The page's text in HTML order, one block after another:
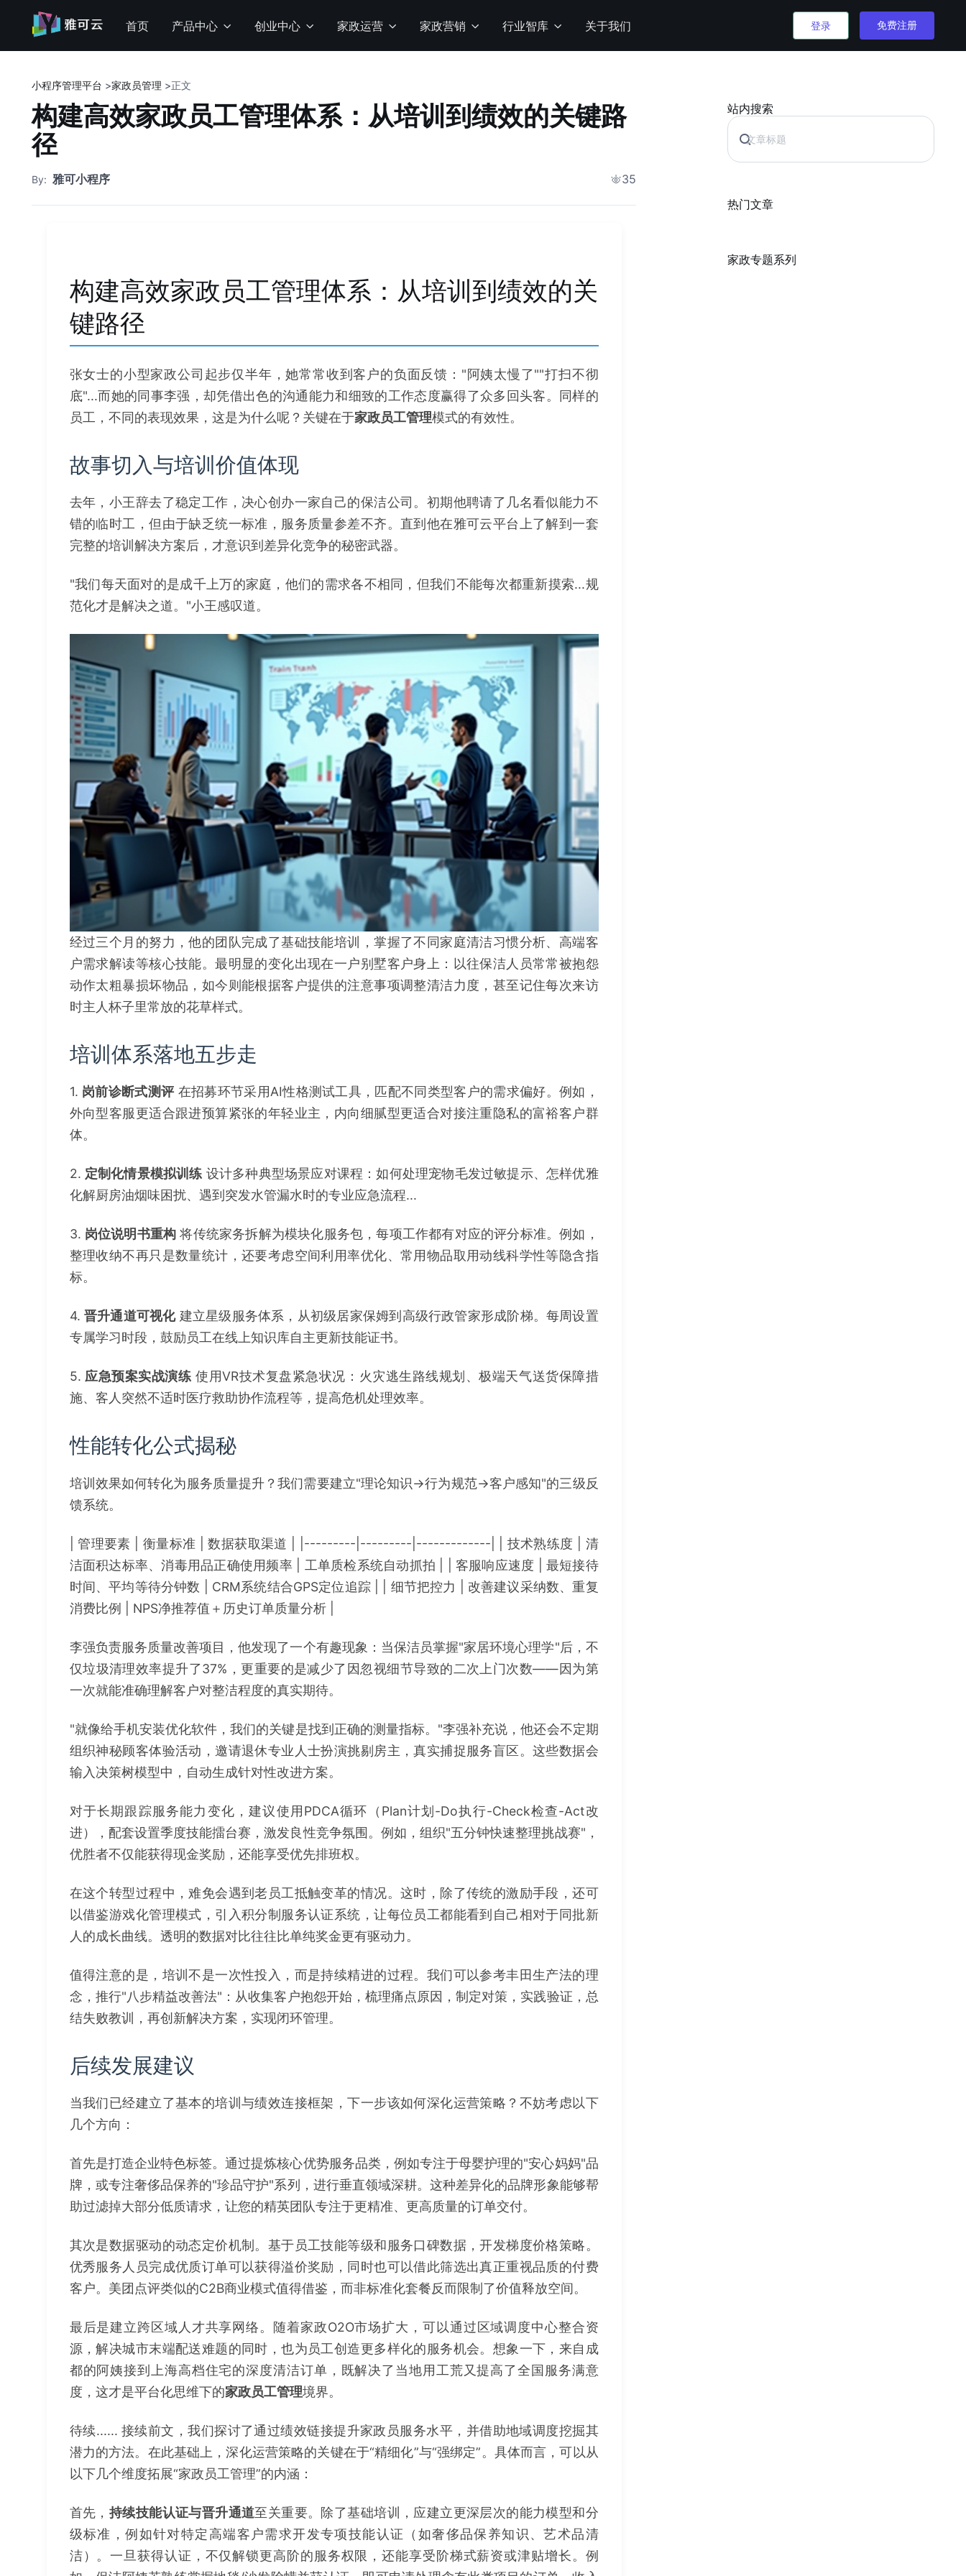
登录 免费注册
首页 产品中心 创业中心 家政运营 家政营销 行业智库 关于我们
小程序管理平台 >家政员管理 >正文
构建高效家政员工管理体系：从培训到绩效的关键路
径
By: 雅可小程序 35
构建高效家政员工管理体系：从培训到绩效的关
键路径
张女士的小型家政公司起步仅半年，她常常收到客户的负面反馈："阿姨太慢了""打扫不彻
底"...而她的同事李强，却凭借出色的沟通能力和细致的工作态度赢得了众多回头客。同样的
员工，不同的表现效果，这是为什么呢？关键在于家政员工管理模式的有效性。
故事切入与培训价值体现
去年，小王辞去了稳定工作，决心创办一家自己的保洁公司。初期他聘请了几名看似能力不
错的临时工，但由于缺乏统一标准，服务质量参差不齐。直到他在雅可云平台上了解到一套
完整的培训解决方案后，才意识到差异化竞争的秘密武器。
"我们每天面对的是成千上万的家庭，他们的需求各不相同，但我们不能每次都重新摸索...规
范化才是解决之道。"小王感叹道。
经过三个月的努力，他的团队完成了基础技能培训，掌握了不同家庭清洁习惯分析、高端客
户需求解读等核心技能。最明显的变化出现在一户别墅客户身上：以往保洁人员常常被抱怨
动作太粗暴损坏物品，如今则能根据客户提供的注意事项调整清洁力度，甚至记住每次来访
时主人杯子里常放的花草样式。
培训体系落地五步走
1. 岗前诊断式测评 在招募环节采用AI性格测试工具，匹配不同类型客户的需求偏好。例如，
外向型客服更适合跟进预算紧张的年轻业主，内向细腻型更适合对接注重隐私的富裕客户群
体。
2. 定制化情景模拟训练 设计多种典型场景应对课程：如何处理宠物毛发过敏提示、怎样优雅
化解厨房油烟味困扰、遇到突发水管漏水时的专业应急流程...
3. 岗位说明书重构 将传统家务拆解为模块化服务包，每项工作都有对应的评分标准。例如，
整理收纳不再只是数量统计，还要考虑空间利用率优化、常用物品取用动线科学性等隐含指
标。
4. 晋升通道可视化建立星级服务体系，从初级居家保姆到高级行政管家形成阶梯。每周设置
专属学习时段，鼓励员工在线上知识库自主更新技能证书。
5. 应急预案实战演练 使用VR技术复盘紧急状况：火灾逃生路线规划、极端天气送货保障措
施、客人突然不适时医疗救助协作流程等，提高危机处理效率。
性能转化公式揭秘
培训效果如何转化为服务质量提升？我们需要建立"理论知识→行为规范→客户感知"的三级反
馈系统。
| 管理要素 | 衡量标准 | 数据获取渠道 | |---------|---------|-------------| | 技术熟练度 | 清
洁面积达标率、消毒用品正确使用频率 | 工单质检系统自动抓拍 | | 客服响应速度 | 最短接待
时间、平均等待分钟数 | CRM系统结合GPS定位追踪 | | 细节把控力 | 改善建议采纳数、重复
消费比例 | NPS净推荐值＋历史订单质量分析 |
李强负责服务质量改善项目，他发现了一个有趣现象：当保洁员掌握"家居环境心理学"后，不
仅垃圾清理效率提升了37%，更重要的是减少了因忽视细节导致的二次上门次数——因为第
一次就能准确理解客户对整洁程度的真实期待。
"就像给手机安装优化软件，我们的关键是找到正确的测量指标。"李强补充说，他还会不定期
组织神秘顾客体验活动，邀请退休专业人士扮演挑剔房主，真实捕捉服务盲区。这些数据会
输入决策树模型中，自动生成针对性改进方案。
对于长期跟踪服务能力变化，建议使用PDCA循环（Plan计划-Do执行-Check检查-Act改
进），配套设置季度技能擂台赛，激发良性竞争氛围。例如，组织"五分钟快速整理挑战赛"，
优胜者不仅能获得现金奖励，还能享受优先排班权。
在这个转型过程中，难免会遇到老员工抵触变革的情况。这时，除了传统的激励手段，还可
以借鉴游戏化管理模式，引入积分制服务认证系统，让每位员工都能看到自己相对于同批新
人的成长曲线。透明的数据对比往往比单纯奖金更有驱动力。
值得注意的是，培训不是一次性投入，而是持续精进的过程。我们可以参考丰田生产法的理
念，推行"八步精益改善法"：从收集客户抱怨开始，梳理痛点原因，制定对策，实践验证，总
结失败教训，再创新解决方案，实现闭环管理。
后续发展建议
当我们已经建立了基本的培训与绩效连接框架，下一步该如何深化运营策略？不妨考虑以下
几个方向：
首先是打造企业特色标签。通过提炼核心优势服务品类，例如专注于母婴护理的"安心妈妈"品
牌，或专注奢侈品保养的"珍品守护"系列，进行垂直领域深耕。这种差异化的品牌形象能够帮
助过滤掉大部分低质请求，让您的精英团队专注于更精准、更高质量的订单交付。
其次是数据驱动的动态定价机制。基于员工技能等级和服务口碑数据，开发梯度价格策略。
优秀服务人员完成优质订单可以获得溢价奖励，同时也可以借此筛选出真正重视品质的付费
客户。美团点评类似的C2B商业模式值得借鉴，而非标准化套餐反而限制了价值释放空间。
最后是建立跨区域人才共享网络。随着家政O2O市场扩大，可以通过区域调度中心整合资
源，解决城市末端配送难题的同时，也为员工创造更多样化的服务机会。想象一下，来自成
都的阿姨接到上海高档住宅的深度清洁订单，既解决了当地用工荒又提高了全国服务满意
度，这才是平台化思维下的家政员工管理境界。
待续...... 接续前文，我们探讨了通过绩效链接提升家政员服务水平，并借助地域调度挖掘其
潜力的方法。在此基础上，深化运营策略的关键在于“精细化”与“强绑定”。具体而言，可以从
以下几个维度拓展“家政员工管理”的内涵：
首先， 持续技能认证与晋升通道至关重要。除了基础培训，应建立更深层次的能力模型和分
级标准，例如针对特定高端客户需求开发专项技能认证（如奢侈品保养知识、艺术品清
洁）。一旦获得认证，不仅解锁更高阶的服务权限，还能享受阶梯式薪资或津贴增长。例
站内搜索
热门文章
家政专题系列